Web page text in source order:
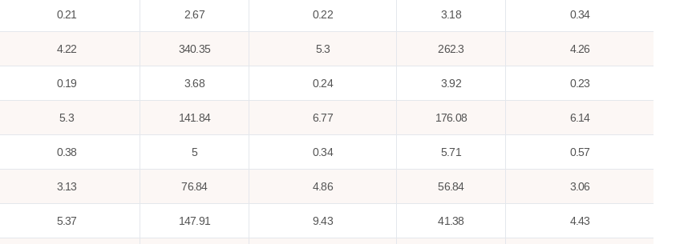
0.21 2.67 0.22 3.18 0.34
4.22 340.35 5.3 262.3 4.26
0.19 3.68 0.24 3.92 0.23
5.3 141.84 6.77 176.08 6.14
0.38 5 0.34 5.71 0.57
3.13 76.84 4.86 56.84 3.06
5.37 147.91 9.43 41.38 4.43